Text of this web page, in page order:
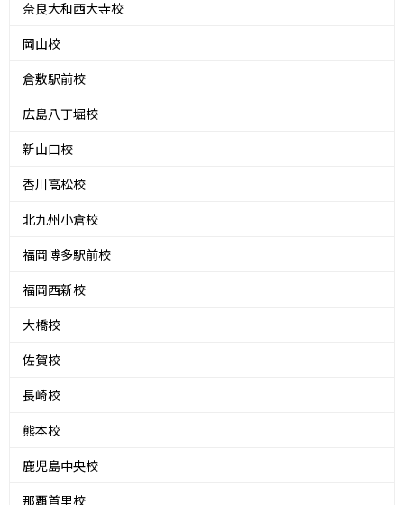
奈良大和西大寺校
岡山校
倉敷駅前校
広島八丁堀校
新山口校
香川高松校
北九州小倉校
福岡博多駅前校
福岡西新校
大橋校
佐賀校
長崎校
熊本校
鹿児島中央校
那覇首里校